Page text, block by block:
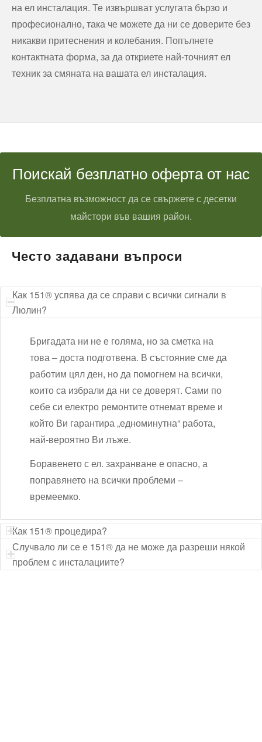
на ел инсталация. Те извършват услугата бързо и
професионално, така че можете да ни се доверите без
никакви притеснения и колебания. Попълнете
контактната форма, за да откриете най-точният ел
техник за смяната на вашата ел инсталация.
Поискай безплатно оферта от нас
Безплатна възможност да се свържете с десетки
майстори във вашия район.
Често задавани въпроси
Как 151® успява да се справи с всички сигнали в
Люлин?
Бригадата ни не е голяма, но за сметка на
това – доста подготвена. В състояние сме да
работим цял ден, но да помогнем на всички,
които са избрали да ни се доверят. Сами по
себе си електро ремонтите отнемат време и
който Ви гарантира „едноминутна“ работа,
най-вероятно Ви лъже.
Боравенето с ел. захранване е опасно, а
поправянето на всички проблеми –
времеемко.
Как 151® процедира?
Случвало ли се е 151® да не може да разреши някой
проблем с инсталациите?